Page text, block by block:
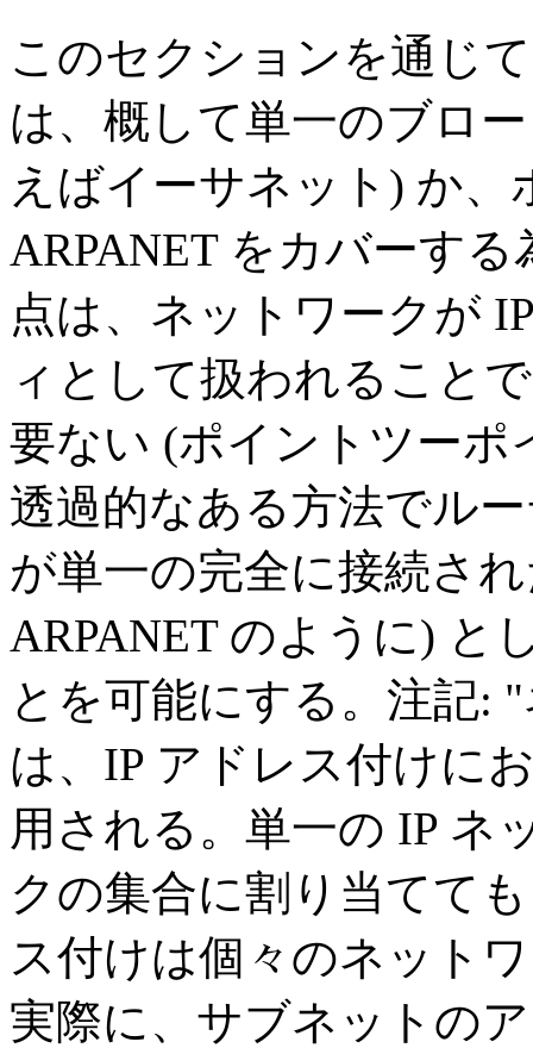
このセクションを通じ
は、概して単一のブロ
えばイーサネット) か
ARPANET をカバーす
点は、ネットワークが
ィとして扱われること
要ない (ポイントツーポ
透過的なある方法でル
が単一の完全に接続さ
ARPANET のように) と
とを可能にする。注記:
は、IP アドレス付けに
用される。単一の IP ネ
クの集合に割り当てて
ス付けは個々のネット
実際に、サブネットの